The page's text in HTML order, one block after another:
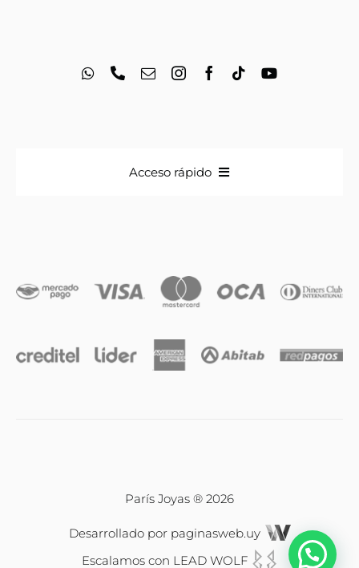
Acceso rápido
Iniciales
Relojes
París Joyas ® 2026
Desarrollado por paginasweb.uy
Escalamos con LEAD WOLF